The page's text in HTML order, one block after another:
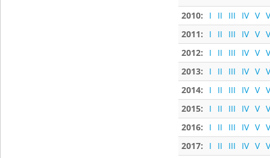
2010:
I II III IV V
2011:
I II III IV V
2012:
I II III IV V
2013:
I II III IV V
2014:
I II III IV V
2015:
I II III IV V
2016:
I II III IV V
2017:
I II III IV V